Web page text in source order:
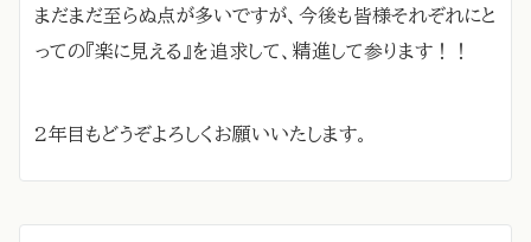
まだまだ至らぬ点が多いですが、今後も皆様それぞれにと
っての『楽に見える』を追求して、精進して参ります！！
2年目もどうぞよろしくお願いいたします。